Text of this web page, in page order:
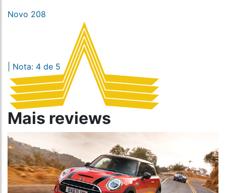
Novo 208
| Nota: 4 de 5
Mais reviews